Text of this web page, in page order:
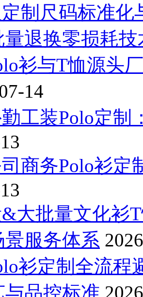
制尺码标准
量退换零损耗
衫与T恤源头
14
工装Polo定制
商务Polo衫定
大批量文化衫
景服务体系
衫定制全流程
与品控标准